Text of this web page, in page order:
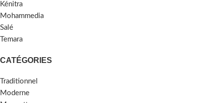
Kénitra
Mohammedia
Salé
Temara
CATÉGORIES
Traditionnel
Moderne